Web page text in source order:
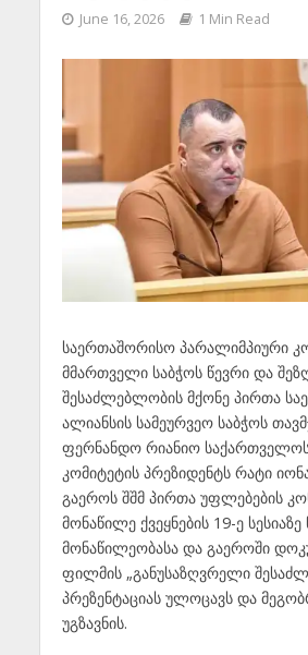
June 16, 2026 1 Min Read
საერთაშორისო პარალიმპიური
მმართველი საბჭოს წევრი და
შესაძლებლობის მქონე პირთა
ალიანსის სამეურვეო საბჭოს
ფერნანდო რიანიო
კომიტეტის პრეზიდენტს რატი
გაეროს შშმ პირთა უფლებების
მონაწილე ქვეყნების 19-ე
მონაწილეობასა და გაეროში
ფილმის „განუსაზღვრელი
პრეზენტაციას ულოცავს და
უგზავნის.